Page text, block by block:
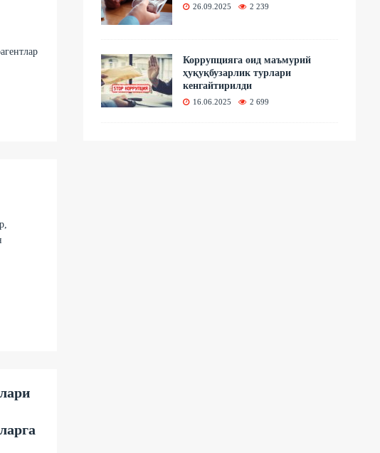
26.09.2025 2 239
Коррупцияга оид маъмурий
ҳуқуқбузарлик турлари
кенгайтирилди
16.06.2025 2 699